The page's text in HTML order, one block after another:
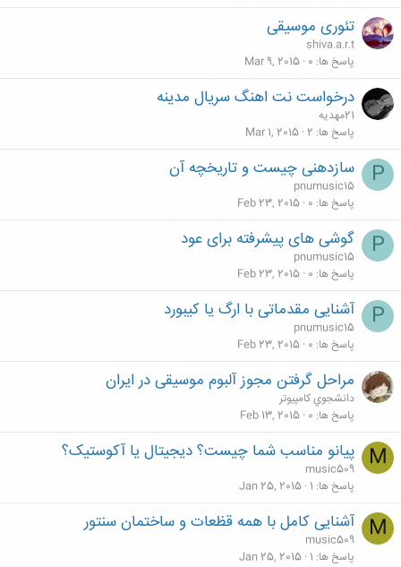
تئوری موسیقی
shiva.a.r.t
پاسخ ها 0
Mar 9, 2015
درخواست نت اهنگ سریال مدینه
21مهدیه
پاسخ ها 2
Mar 1, 2015
P سازدهنی چیست و تاریخچه آن
pnumusic15
پاسخ ها 0
Feb 23, 2015
P گوشی های پیشرفته برای عود
pnumusic15
پاسخ ها 0
Feb 23, 2015
P آشنایی مقدماتی با ارگ یا کیبورد
pnumusic15
پاسخ ها 0
Feb 23, 2015
مراحل گرفتن مجوز آلبوم موسیقی در ایران
دانشجوي كامپيوتر
پاسخ ها 0
Feb 13, 2015
M پیانو مناسب شما چیست؟ دیجیتال یا آکوستیک؟
music509
پاسخ ها 1
Jan 25, 2015
M آشنایی کامل با همه قظعات و ساختمان سنتور
music509
پاسخ ها 1
Jan 25, 2015